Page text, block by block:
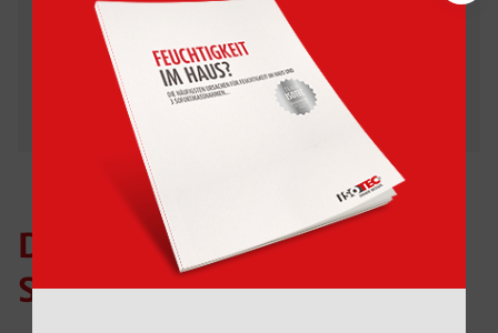
Mittelbiberach-Reute
Mehr erfahren
Dünner Aufbau – Große
Sperrwirkung